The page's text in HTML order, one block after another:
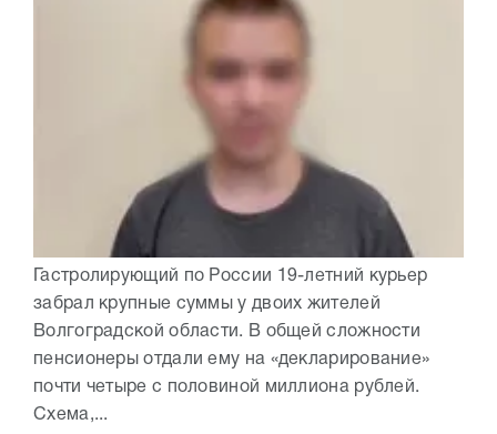
Гастролирующий по России 19-летний курьер
забрал крупные суммы у двоих жителей
Волгоградской области. В общей сложности
пенсионеры отдали ему на «декларирование»
почти четыре с половиной миллиона рублей.
Схема,...